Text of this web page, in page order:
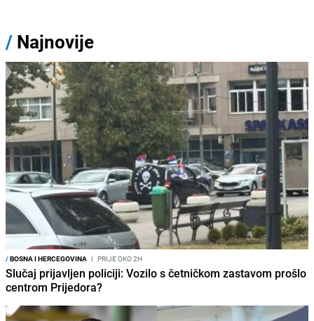
/ Najnovije
/BOSNA I HERCEGOVINA I PRIJE OKO 2H
Slučaj prijavljen policiji: Vozilo s četničkom zastavom prošlo
centrom Prijedora?